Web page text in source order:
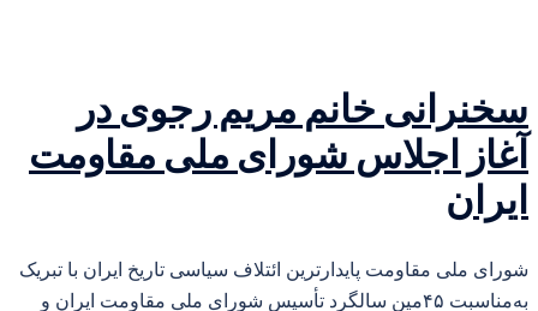
سخنرانی خانم مریم رجوی در
آغاز اجلاس شورای ملی مقاومت
ایران
شورای ملی مقاومت پایدارترین ائتلاف سیاسی تاریخ ایران با تبریک
به‌مناسبت ۴۵مین سالگرد تأسیس شورای ملی مقاومت ایران و